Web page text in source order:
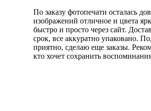
По заказу фотопечати осталась
изображений отличное и цвета
быстро и просто через сайт.
срок, все аккуратно упаковано.
приятно, сделаю еще заказы.
кто хочет сохранить